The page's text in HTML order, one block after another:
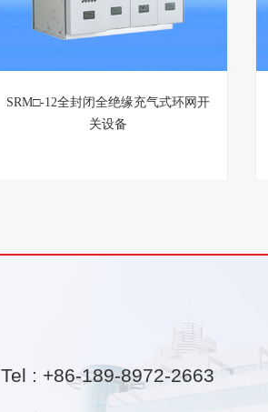
SRM□-12全封闭全绝缘充气式环网开
关设备
Tel : +86-189-8972-2663